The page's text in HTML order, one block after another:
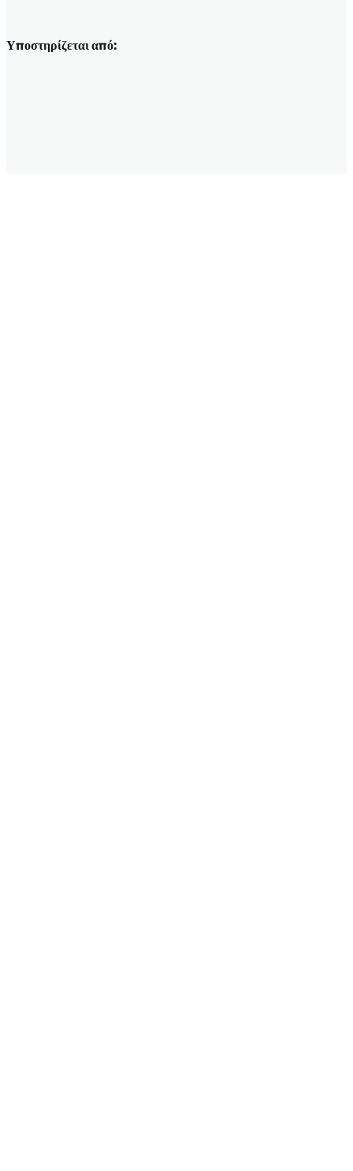
Υποστηρίζεται από: